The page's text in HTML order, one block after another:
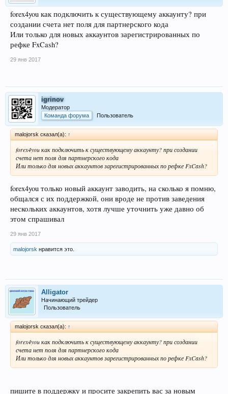
forex4you как подключить к существующему аккаунту? при
создании счета нет поля для партнерского кода
Или только для новых аккаунтов зарегистрированных по
рефке FxCash?
29 янв 2017
igrinov
Модератор
Команда форума
Пользователь
malojorsk сказал(а): ↑
forex4you как подключить к существующему аккаунту? при создании
счета нет поля для партнерского кода
Или только для новых аккаунтов зарегистрированных по рефке FxCash?
forex4you только новый аккаунт заводить, на сколько я помню,
общался с их поддержкой, они вроде не против заведения
нескольких аккаунтов, хотя лучше уточнить уже давно об
этом спрашивал
29 янв 2017
malojorsk нравится это.
Alligator
Начинающий трейдер
Пользователь
malojorsk сказал(а): ↑
forex4you как подключить к существующему аккаунту? при создании
счета нет поля для партнерского кода
Или только для новых аккаунтов зарегистрированных по рефке FxCash?
пишите в поддержку и просите закрепить вас за новым